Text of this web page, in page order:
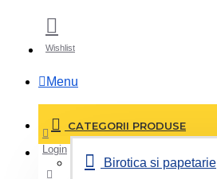
Wishlist
Menu
CATEGORII PRODUSE
Birotica si papetarie
Login